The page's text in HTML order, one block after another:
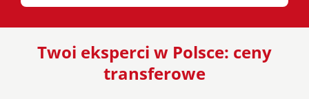
Twoi eksperci w Polsce: ceny
transferowe